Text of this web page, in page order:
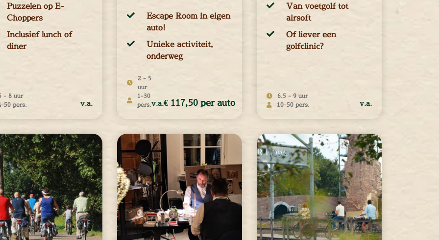
Puzzelen op E-
Choppers
Inclusief lunch of
diner
- 8 uur
50 pers.
v.a.
- 50 personen
Escape Room in eigen
auto!
Unieke activiteit,
onderweg
2 - 5
uur
1-30
pers.v.a.€ 117,50 per auto
2
pers.
€ 117,50 per
auto
3 - 5
pers.
€ 139,50 per
auto
Van voetgolf tot
airsoft
Of liever een
golfclinic?
6.5 - 9 uur
10-50 pers.
v.a.
10 - 50 personen